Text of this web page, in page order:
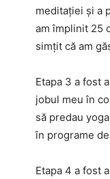
meditației și a
am împlinit 25
simțit că am
Etapa 3 a fost
jobul meu în
să predau
în programe
Etapa 4 a fost